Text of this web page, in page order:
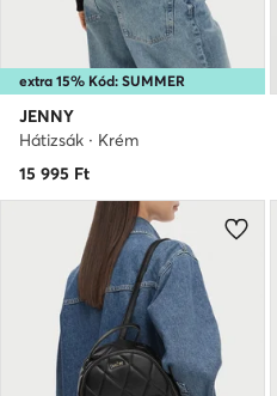
extra 15% Kód: SUMMER
JENNY
Hátizsák · Krém
15 995 Ft